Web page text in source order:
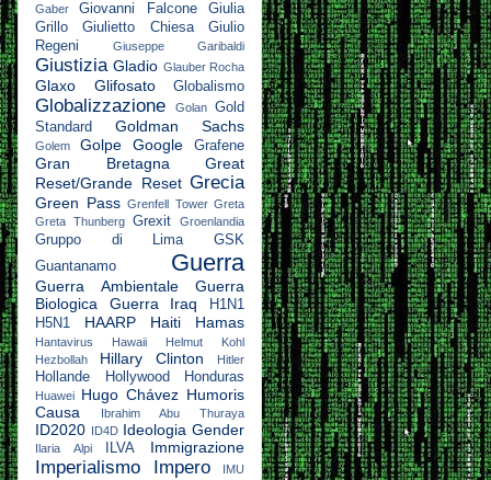
Gaber
Giovanni Falcone
Giulia
Grillo
Giulietto Chiesa
Giulio
Regeni
Giuseppe Garibaldi
Giustizia Gladio Glauber Rocha
Glaxo Glifosato Globalismo
Globalizzazione Golan Gold
Standard
Goldman Sachs
Golem Golpe Google Grafene
Gran Bretagna
Great
Reset/Grande Reset Grecia
Green Pass Grenfell Tower Greta
Greta Thunberg Grexit Groenlandia
Gruppo di Lima
GSK
Guantanamo
Guerra
Guerra Ambientale
Guerra
Biologica
Guerra Iraq
H1N1
H5N1
HAARP Haiti Hamas
Hantavirus Hawaii
Helmut Kohl
Hezbollah
Hillary Clinton Hitler
Hollande Hollywood Honduras
Huawei Hugo Chávez Humoris
Causa
Ibrahim Abu Thuraya
ID2020 ID4D Ideologia Gender
Ilaria Alpi ILVA Immigrazione
Imperialismo Impero IMU